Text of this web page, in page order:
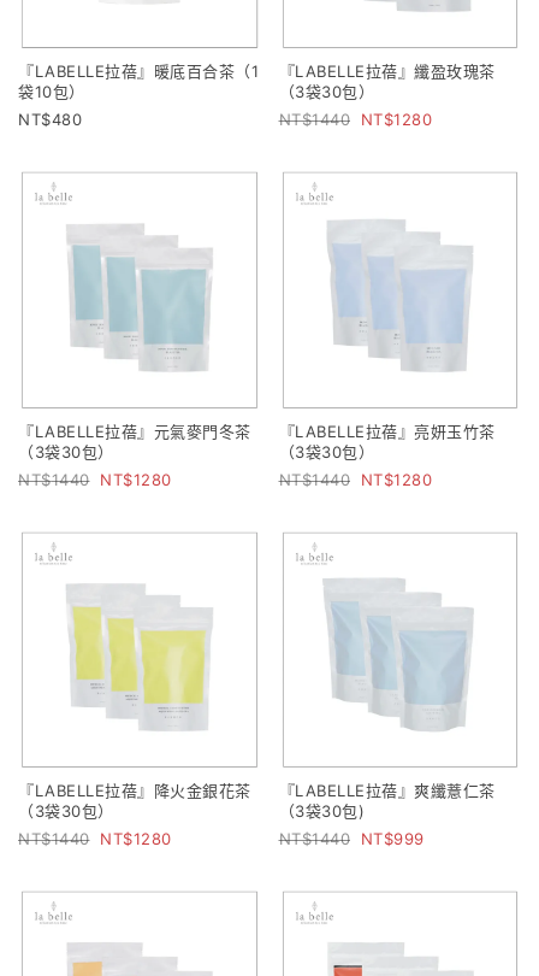
『LABELLE拉蓓』暖底百合茶（1
袋10包）
480
『LABELLE拉蓓』纖盈玫瑰茶
（3袋30包）
1440
1280
『LABELLE拉蓓』元氣麥門冬茶
（3袋30包）
1440
1280
『LABELLE拉蓓』亮妍玉竹茶
（3袋30包）
1440
1280
『LABELLE拉蓓』降火金銀花茶
（3袋30包）
1440
1280
『LABELLE拉蓓』爽纖薏仁茶
（3袋30包)
1440
999